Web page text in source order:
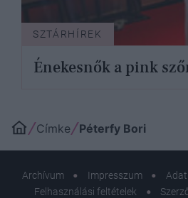
SZTÁRHÍREK
Énekesnők a pink
Címke Péterfy Bori
Archívum Impresszum
Felhasználási feltételek